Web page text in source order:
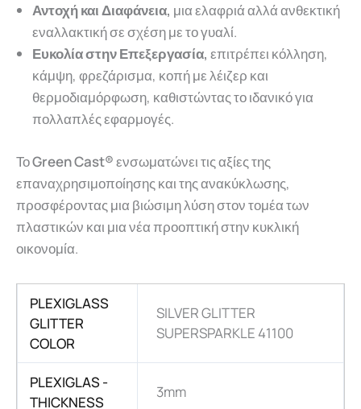
Αντοχή και Διαφάνεια, μια ελαφριά αλλά ανθεκτική
εναλλακτική σε σχέση με το γυαλί.
Ευκολία στην Επεξεργασία, επιτρέπει κόλληση,
κάμψη, φρεζάρισμα, κοπή με λέιζερ και
θερμοδιαμόρφωση, καθιστώντας το ιδανικό για
πολλαπλές εφαρμογές.
ΤοGreen Cast®ενσωματώνει τις αξίες της
επαναχρησιμοποίησης και της ανακύκλωσης,
προσφέροντας μια βιώσιμη λύση στον τομέα των
πλαστικών και μια νέα προοπτική στην κυκλική
οικονομία.
PLEXIGLASS
GLITTER
COLOR
SILVER GLITTER
SUPERSPARKLE 41100
PLEXIGLAS -
THICKNESS
3mm